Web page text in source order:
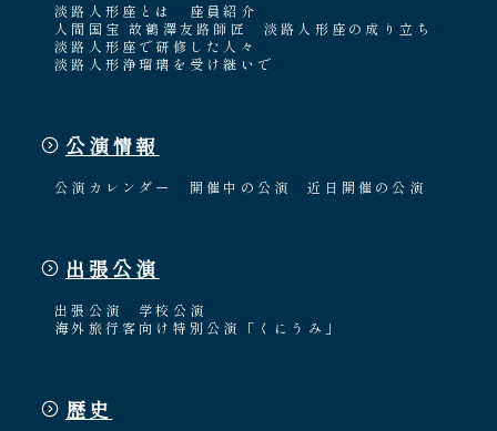
淡路人形座とは
座員紹介
人間国宝 故鶴澤友路師匠
淡路人形座の成り立ち
淡路人形座で研修した人々
淡路人形浄瑠璃を受け継いで
公演情報
公演カレンダー 開催中の公演 近日開催の公演
出張公演
出張公演
学校公演
海外旅行客向け特別公演「くにうみ」
歴史